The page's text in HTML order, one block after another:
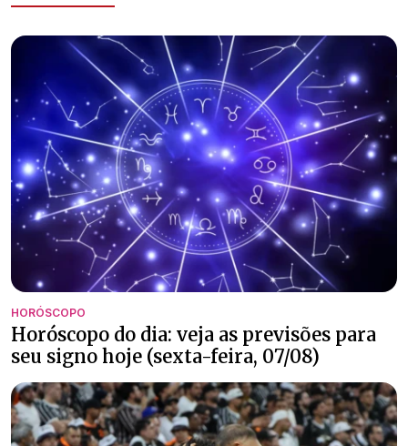
HORÓSCOPO
Horóscopo do dia: veja as previsões para
seu signo hoje (sexta-feira, 07/08)